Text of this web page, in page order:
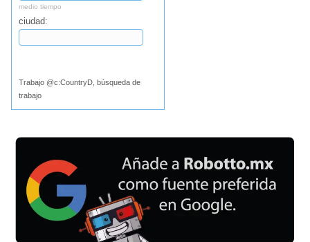
medio tiempo
ciudad:
Trabajo @c:CountryD, búsqueda de
trabajo